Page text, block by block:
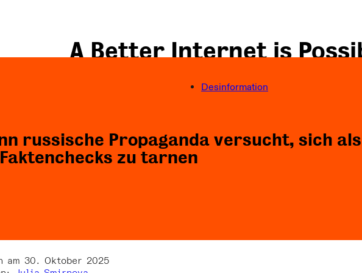
Desinformation
russische Propaganda versucht, sich als
Faktenchecks zu tarnen
am 30. Oktober 2025
A Better Internet is
a Better World is
Folgen Sie uns